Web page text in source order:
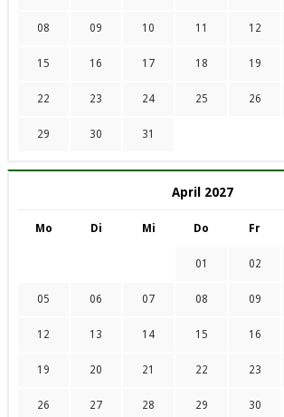
08 09 10 11 12
15 16 17 18 19
22 23 24 25 26
29 30 31
April 2027
Mo Di Mi Do Fr
01 02
05 06 07 08 09
12 13 14 15 16
19 20 21 22 23
26 27 28 29 30